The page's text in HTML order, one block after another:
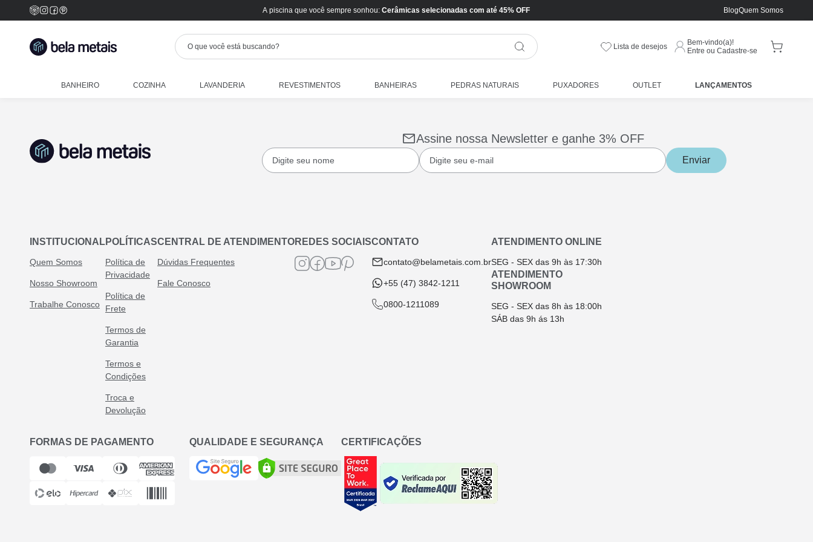
A piscina que você sempre sonhou: Cerâmicas selecionadas com até 45% OFF BlogQuem Somos
Lista de desejos
Bem-vindo(a)!
Entre ou Cadastre-se
BANHEIRO COZINHA LAVANDERIA REVESTIMENTOS BANHEIRAS PEDRAS NATURAIS PUXADORES OUTLET LANÇAMENTOS
Assine nossa Newsletter e ganhe 3% OFF
Enviar
INSTITUCIONAL
Quem Somos
Nosso Showroom
Trabalhe Conosco
POLÍTICAS
Política de
Privacidade
Política de
Frete
Termos de
Garantia
Termos e
Condições
Troca e
Devolução
CENTRAL DE ATENDIMENTO
Dúvidas Frequentes
Fale Conosco
REDES SOCIAISCONTATO
contato@belametais.com.br
+55 (47) 3842-1211
0800-1211089
ATENDIMENTO ONLINE
SEG - SEX das 9h às 17:30h
ATENDIMENTO
SHOWROOM
SEG - SEX das 8h às 18:00h
SÁB das 9h ás 13h
FORMAS DE PAGAMENTO QUALIDADE E SEGURANÇA CERTIFICAÇÕES